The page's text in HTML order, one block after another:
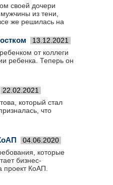
своей дочери
из тени,
же решилась на
13.12.2021
от коллеги
ребенка. Теперь он
22.02.2021
который стал
что
04.06.2020
которые
бизнес-
КоАП.